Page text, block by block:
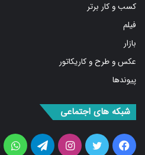
کسب و کار برتر
فیلم
بازار
عکس و طرح و کاریکاتور
پیوندها
شبکه های اجتماعی
فیس
توییتر اینستاگرامتلگرام